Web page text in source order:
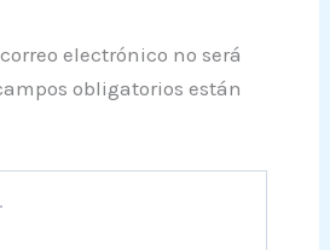
electrónico no será
obligatorios están